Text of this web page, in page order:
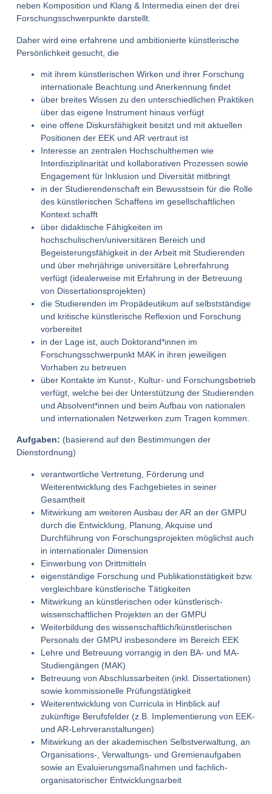
neben Komposition und Klang & Intermedia einen der drei
Forschungsschwerpunkte darstellt.
Daher wird eine erfahrene und ambitionierte künstlerische
Persönlichkeit gesucht, die
mit ihrem künstlerischen Wirken und ihrer Forschung
internationale Beachtung und Anerkennung findet
über breites Wissen zu den unterschiedlichen Praktiken
über das eigene Instrument hinaus verfügt
eine offene Diskursfähigkeit besitzt und mit aktuellen
Positionen der EEK und AR vertraut ist
Interesse an zentralen Hochschulthemen wie
Interdisziplinarität und kollaborativen Prozessen sowie
Engagement für Inklusion und Diversität mitbringt
in der Studierendenschaft ein Bewusstsein für die Rolle
des künstlerischen Schaffens im gesellschaftlichen
Kontext schafft
über didaktische Fähigkeiten im
hochschulischen/universitären Bereich und
Begeisterungsfähigkeit in der Arbeit mit Studierenden
und über mehrjährige universitäre Lehrerfahrung
verfügt (idealerweise mit Erfahrung in der Betreuung
von Dissertationsprojekten)
die Studierenden im Propädeutikum auf selbstständige
und kritische künstlerische Reflexion und Forschung
vorbereitet
in der Lage ist, auch Doktorand*innen im
Forschungsschwerpunkt MAK in ihren jeweiligen
Vorhaben zu betreuen
über Kontakte im Kunst-, Kultur- und Forschungsbetrieb
verfügt, welche bei der Unterstützung der Studierenden
und Absolvent*innen und beim Aufbau von nationalen
und internationalen Netzwerken zum Tragen kommen.
Aufgaben: (basierend auf den Bestimmungen der
Dienstordnung)
verantwortliche Vertretung, Förderung und
Weiterentwicklung des Fachgebietes in seiner
Gesamtheit
Mitwirkung am weiteren Ausbau der AR an der GMPU
durch die Entwicklung, Planung, Akquise und
Durchführung von Forschungsprojekten möglichst auch
in internationaler Dimension
Einwerbung von Drittmitteln
eigenständige Forschung und Publikationstätigkeit bzw.
vergleichbare künstlerische Tätigkeiten
Mitwirkung an künstlerischen oder künstlerisch-
wissenschaftlichen Projekten an der GMPU
Weiterbildung des wissenschaftlich/künstlerischen
Personals der GMPU insbesondere im Bereich EEK
Lehre und Betreuung vorrangig in den BA- und MA-
Studiengängen (MAK)
Betreuung von Abschlussarbeiten (inkl. Dissertationen)
sowie kommissionelle Prüfungstätigkeit
Weiterentwicklung von Curricula in Hinblick auf
zukünftige Berufsfelder (z.B. Implementierung von EEK-
und AR-Lehrveranstaltungen)
Mitwirkung an der akademischen Selbstverwaltung, an
Organisations-, Verwaltungs- und Gremienaufgaben
sowie an Evaluierungsmaßnahmen und fachlich-
organisatorischer Entwicklungsarbeit